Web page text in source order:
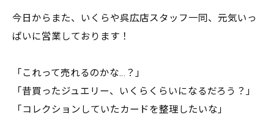
今日からまた、いくらや呉広店スタッフ一同、元気いっ
ぱいに営業しております！
「これって売れるのかな…？」
「昔買ったジュエリー、いくらくらいになるだろう？」
「コレクションしていたカードを整理したいな」